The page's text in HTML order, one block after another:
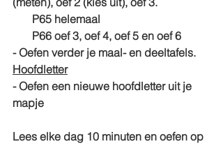
       P65 helemaal
       P66 oef 3, oef 4, oef 5 en oef 6
- Oefen verder je maal- en deeltafels.
Hoofdletter
- Oefen een nieuwe hoofdletter uit je
mapje
Lees elke dag 10 minuten en oefen op